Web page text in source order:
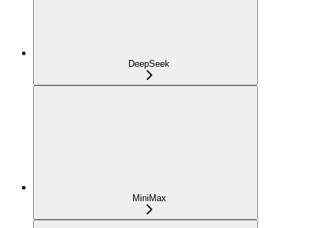
DeepSeek
MiniMax